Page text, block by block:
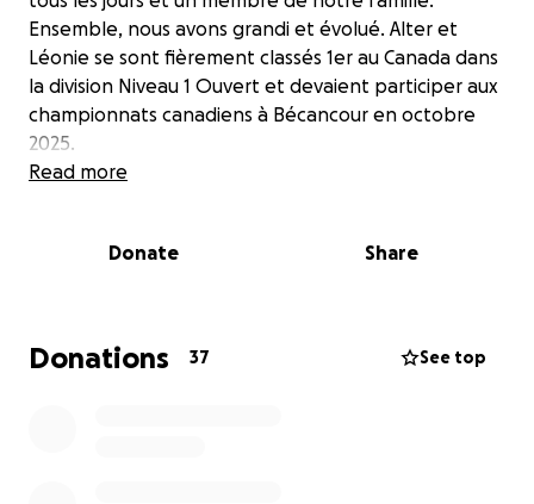
Ensemble, nous avons grandi et évolué. Alter et
Léonie se sont fièrement classés 1er au Canada dans
la division Niveau 1 Ouvert et devaient participer aux
championnats canadiens à Bécancour en octobre
2025.
transporté d’urgence au Centre hospitalier
cœur pouvoir le retrouver en santé.
Read more
Donate Share
Donations 37 See top